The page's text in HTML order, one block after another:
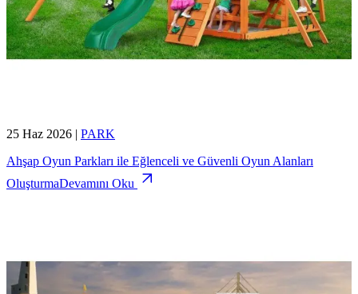
25 Haz 2026 | PARK
Ahşap Oyun Parkları ile Eğlenceli ve Güvenli Oyun Alanları
OluşturmaDevamını Oku